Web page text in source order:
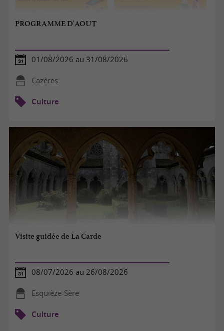
PROGRAMME D'AOUT
01/08/2026 au 31/08/2026
Cazères
Culture
Visite guidée de La Carde
08/07/2026 au 26/08/2026
Esquièze-Sère
Culture